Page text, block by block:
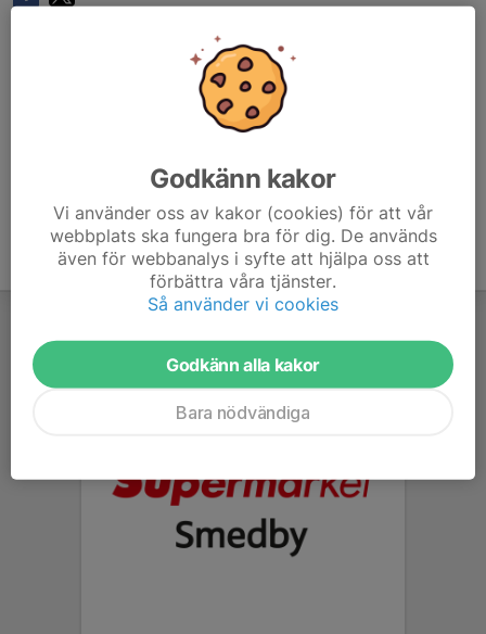
Godkänn kakor
Vi använder oss av kakor (cookies) för att vår
webbplats ska fungera bra för dig. De används
även för webbanalys i syfte att hjälpa oss att
förbättra våra tjänster.
Så använder vi cookies
Godkänn alla kakor
Bara nödvändiga